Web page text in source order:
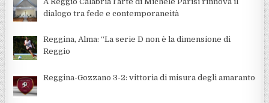
dialogo tra fede e contemporaneità
Reggina, Alma: “La serie D non è la dimensione di
Reggio
Reggina-Gozzano 3-2: vittoria di misura degli amaranto